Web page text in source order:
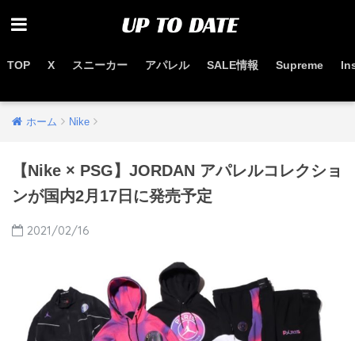
TOP X スニーカー アパレル SALE情報 Supreme
ホーム Nike
【Nike × PSG】JORDAN アパレルコレクショ
ンが国内2月17日に発売予定
2021/02/16